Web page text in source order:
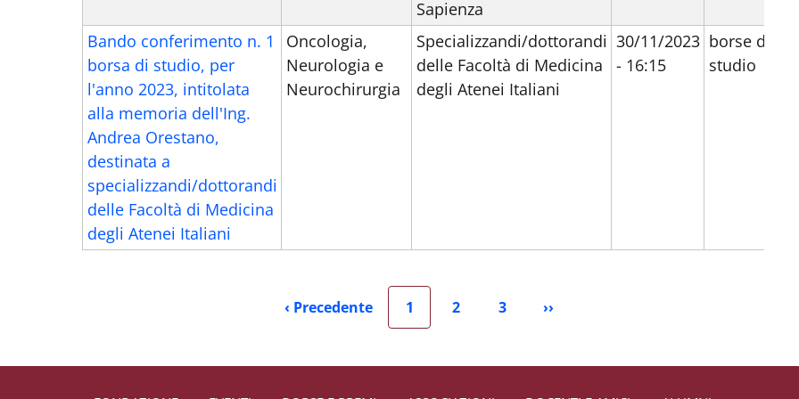
Sapienza
Bando conferimento n. 1
borsa di studio, per
l'anno 2023, intitolata
alla memoria dell'Ing.
Andrea Orestano,
destinata a
specializzandi/dottorandi
delle Facoltà di Medicina
degli Atenei Italiani
Oncologia,
Neurologia e
Neurochirurgia
Specializzandi/dottorandi
delle Facoltà di Medicina
degli Atenei Italiani
30/11/2023
- 16:15
borse di
studio
Pagina precedente
‹ Precedente Pagina attuale
1 Pagina
2 Pagina
3 Pagina successiva
››
Small prints